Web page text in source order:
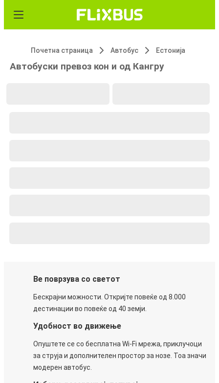
Почетна страница Автобус Естонија
Автобуски превоз кон и од Кангру
Ве поврзува со светот
Бескрајни можности. Откријте повеќе од 8.000
дестинации во повеќе од 40 земји.
Удобност во движење
Опуштете се со бесплатна Wi-Fi мрежа, приклучоци
за струја и дополнителен простор за нозе. Тоа значи
модерен автобус.